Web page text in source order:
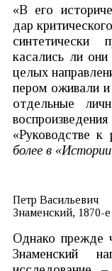
«В его
дар
синтетически
касались ли
целых
пером оживали
отдельные
«Руководстве к
более в
Петр Васильевич
Знаменский, 1870-е
Однако прежде
Знаменский